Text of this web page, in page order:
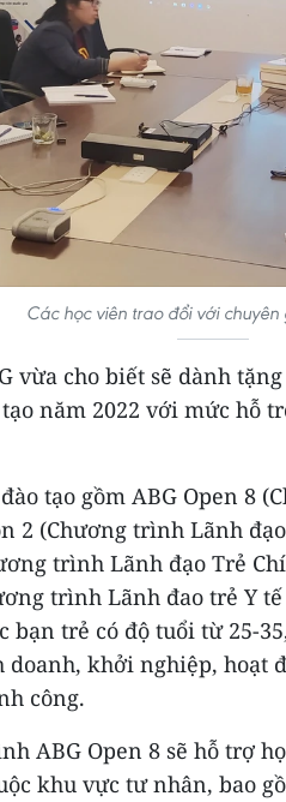
Các học viên trao đổi với chuyên
vừa cho biết sẽ dành
năm 2022 với mức hỗ
tạo gồm ABG Open 8
2 (Chương trình Lãnh
trình Lãnh đạo Trẻ
trình Lãnh đao trẻ Y
bạn trẻ có độ tuổi từ 25-
khởi nghiệp, hoạt
công.
ABG Open 8 sẽ hỗ trợ
khu vực tư nhân, bao